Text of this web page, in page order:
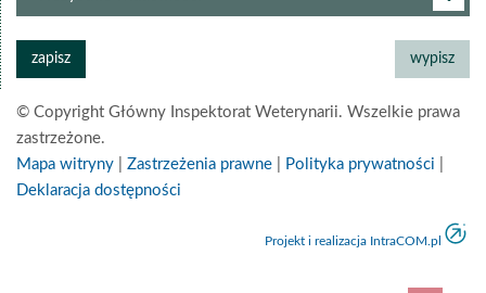
© Copyright Główny Inspektorat Weterynarii. Wszelkie prawa
zastrzeżone.
Mapa witryny
Zastrzeżenia prawne Polityka prywatności
Deklaracja dostępności
Projekt i realizacja IntraCOM.pl